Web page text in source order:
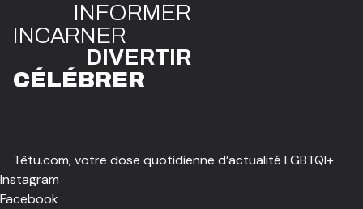
INFORMER
INCARNER
DIVERTIR
CÉLÉBRER
Têtu.com, votre dose quotidienne d’actualité LGBTQI+
Instagram
Facebook